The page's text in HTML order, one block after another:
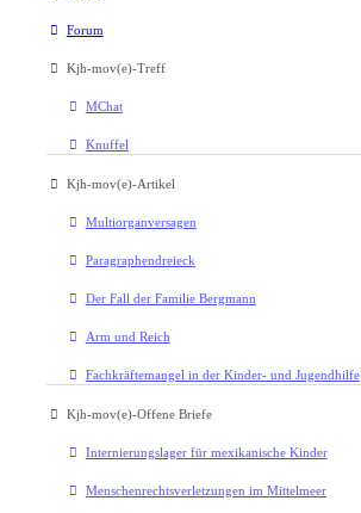
Forum
Kjh-mov(e)-Treff
MChat
Knuffel
Kjh-mov(e)-Artikel
Multiorganversagen
Paragraphendreieck
Der Fall der Familie Bergmann
Arm und Reich
Fachkräftemangel in der Kinder- und Jugendhilfe
Kjh-mov(e)-Offene Briefe
Internierungslager für mexikanische Kinder
Menschenrechtsverletzungen im Mittelmeer